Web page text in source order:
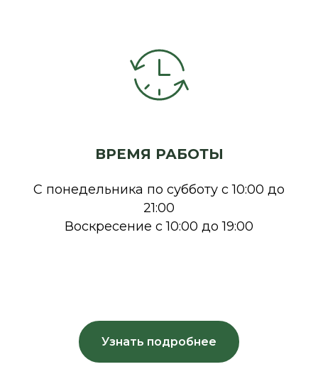
ВРЕМЯ РАБОТЫ
С понедельника по субботу с 10:00 до
21:00
Воскресение с 10:00 до 19:00
Узнать подробнее